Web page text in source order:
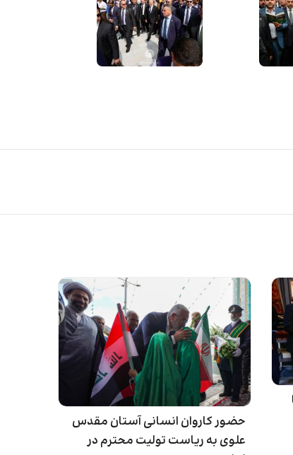
حضور کاروان انسانی آستان مقدس
علوی به ریاست تولیت محترم در